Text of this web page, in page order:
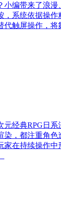
小编带来了浪
，系统依据操
代触屏操作，
元经典RPG日
染，都注重角
家在持续操作